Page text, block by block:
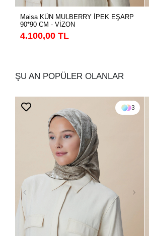
Maisa KÜN MULBERRY İPEK EŞARP
90*90 CM - VİZON
4.100,00 TL
ŞU AN POPÜLER OLANLAR
3